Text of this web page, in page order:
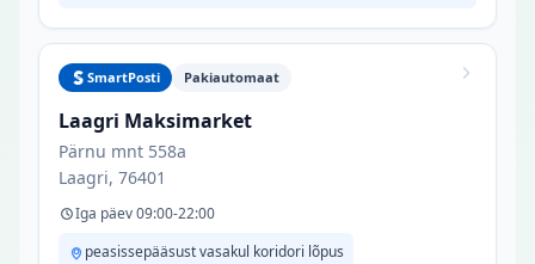
SmartPosti Pakiautomaat
Laagri Maksimarket
Pärnu mnt 558a
Laagri, 76401
Iga päev 09:00-22:00
peasissepääsust vasakul koridori lõpus